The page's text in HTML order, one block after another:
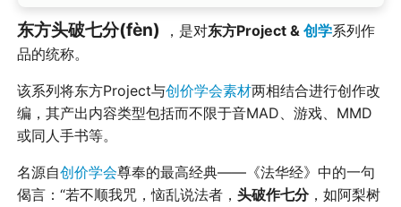
东方头破七分(fèn) ，是对东方Project &创学系列作
品的统称。
该系列将东方Project与创价学会素材两相结合进行创作改
编，其产出内容类型包括而不限于音MAD、游戏、MMD
或同人手书等。
名源自创价学会尊奉的最高经典——《法华经》中的一句
偈言：“若不顺我咒，恼乱说法者，头破作七分，如阿梨树